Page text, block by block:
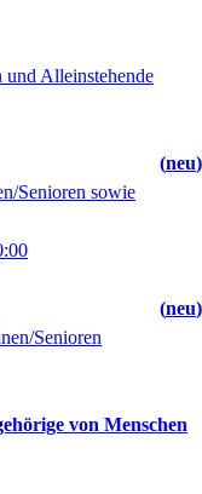
Alleinstehende
neu
Senioren sowie
neu
Senioren
von Menschen